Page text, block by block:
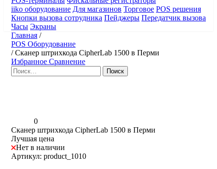
iiko оборудование Для магазинов Торговое POS решения
Кнопки вызова сотрудника Пейджеры Передатчик вызова
Часы Экраны
Главная /
POS Оборудование
/Сканер штрихкода CipherLab 1500 в Перми
Избранное Сравнение
Найти:
0
Сканер штрихкода CipherLab 1500 в Перми
Лучшая цена
Нет в наличии
Артикул: product_1010